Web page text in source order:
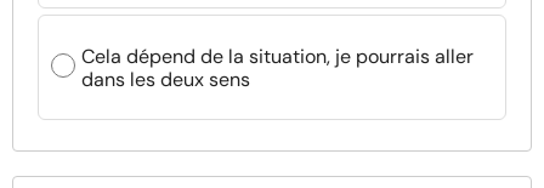
Cela dépend de la situation, je pourrais aller
dans les deux sens